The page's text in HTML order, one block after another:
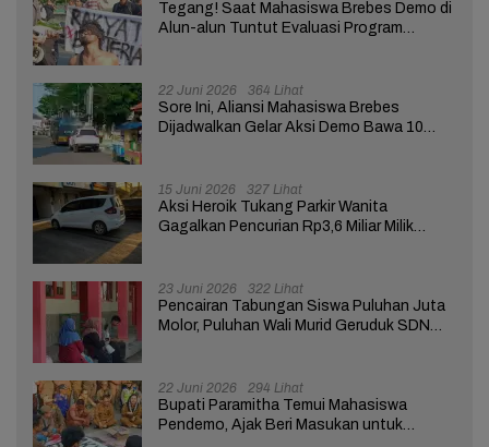
Tegang! Saat Mahasiswa Brebes Demo di
Alun-alun Tuntut Evaluasi Program
22 Juni 2026 364 Lihat
Sore Ini, Aliansi Mahasiswa Brebes
Dijadwalkan Gelar Aksi Demo Bawa 10
15 Juni 2026 327 Lihat
Aksi Heroik Tukang Parkir Wanita
Gagalkan Pencurian Rp3,6 Miliar Milik
23 Juni 2026 322 Lihat
Pencairan Tabungan Siswa Puluhan Juta
Molor, Puluhan Wali Murid Geruduk SDN
22 Juni 2026 294 Lihat
Bupati Paramitha Temui Mahasiswa
Pendemo, Ajak Beri Masukan untuk